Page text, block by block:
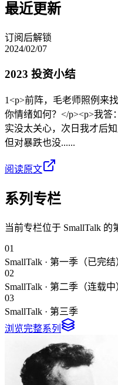
最近更新
订阅后解锁
2024/02/07
2023 投资小结
1<p>前阵，毛老师照例来
你情绪如何？</p><p>我答
实没太关心，次日我才后
但对暴跌也没......
阅读原文
系列专栏
当前专栏位于 SmallTalk 的
01
SmallTalk · 第一季（已完结
02
SmallTalk · 第二季（连载中
03
SmallTalk · 第三季
浏览完整系列